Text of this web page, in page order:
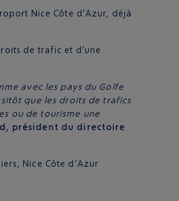
Nice Côte d’Azur, déjà
de trafic et d’une
avec les pays du Golfe
que les droits de trafics
ou de tourisme une
président du directoire
Nice Côte d’Azur